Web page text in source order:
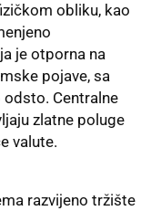
obliku, kao
je otporna na
pojave, sa
Centralne
zlatne poluge
valute.
razvijeno tržište